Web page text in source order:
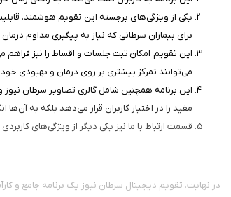
یکی از ویژگی‌های برجسته این تقویم هوشمند،
برای بیماران سرطانی که نیاز به پیگیری مداوم
این تقویم امکان ثبت جلسات و اقساط را نیز فراهم
می‌توانند تمرکز بیشتری بر روی درمان و بهبودی
این برنامه همچنین شامل گالری تصاویر سرطان
مفید را در اختیار کاربران قرار می‌دهد بلکه به
قسمت ارتباط با ما نیز یکی دیگر از ویژگی‌های
در نهایت، تقویم دیجیتال سرطان نیوز یک برنامه جامع و